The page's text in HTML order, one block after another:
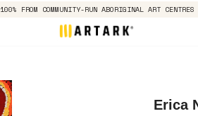
100% FROM COMMUNITY-RUN ABORIGINAL ART CENTRES
Erica